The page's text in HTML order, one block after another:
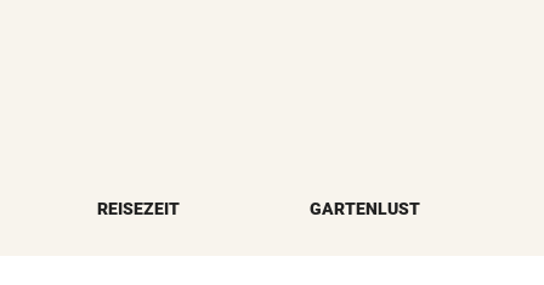
REISEZEIT GARTENLUST